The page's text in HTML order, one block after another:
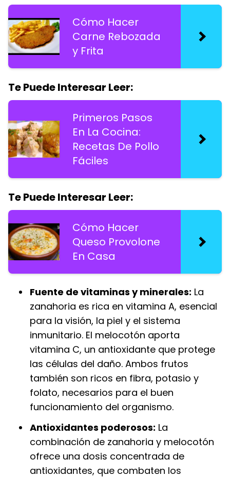
Cómo Hacer
Carne Rebozada
y Frita
Te Puede Interesar Leer:
Primeros Pasos
En La Cocina:
Recetas De Pollo
Fáciles
Te Puede Interesar Leer:
Cómo Hacer
Queso Provolone
En Casa
Fuente de vitaminas y minerales: La
zanahoria es rica en vitamina A, esencial
para la visión, la piel y el sistema
inmunitario. El melocotón aporta
vitamina C, un antioxidante que protege
las células del daño. Ambos frutos
también son ricos en fibra, potasio y
folato, necesarios para el buen
funcionamiento del organismo.
Antioxidantes poderosos: La
combinación de zanahoria y melocotón
ofrece una dosis concentrada de
antioxidantes, que combaten los